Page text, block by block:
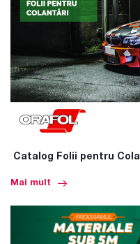
Catalog Folii pentru
Mai mult